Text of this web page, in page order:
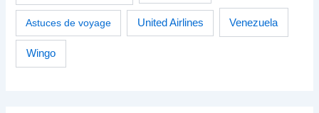
Astuces de voyage United Airlines Venezuela
Wingo